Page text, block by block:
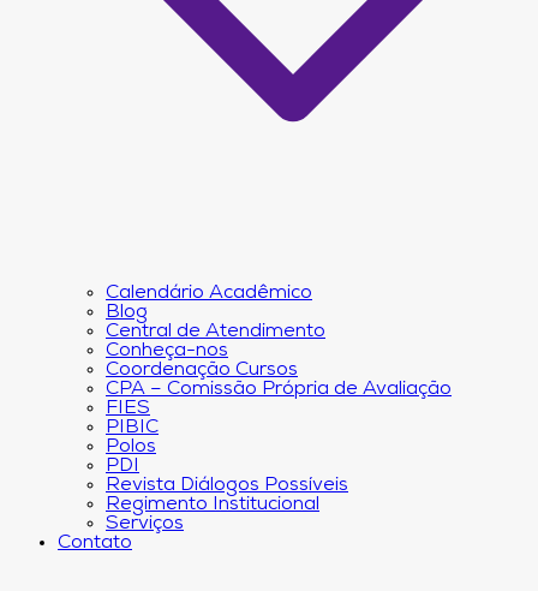
Calendário Acadêmico
Blog
Central de Atendimento
Conheça-nos
Coordenação Cursos
CPA – Comissão Própria de Avaliação
FIES
PIBIC
Polos
PDI
Revista Diálogos Possíveis
Regimento Institucional
Serviços
Contato